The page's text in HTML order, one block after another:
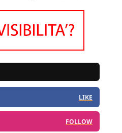
LIKE
FOLLOW